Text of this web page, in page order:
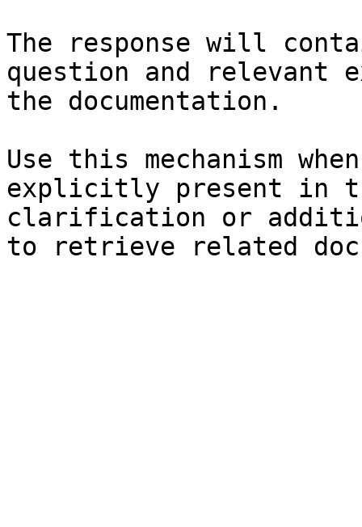
The response will
question and relevant
the documentation.
Use this mechanism
explicitly present in
clarification or